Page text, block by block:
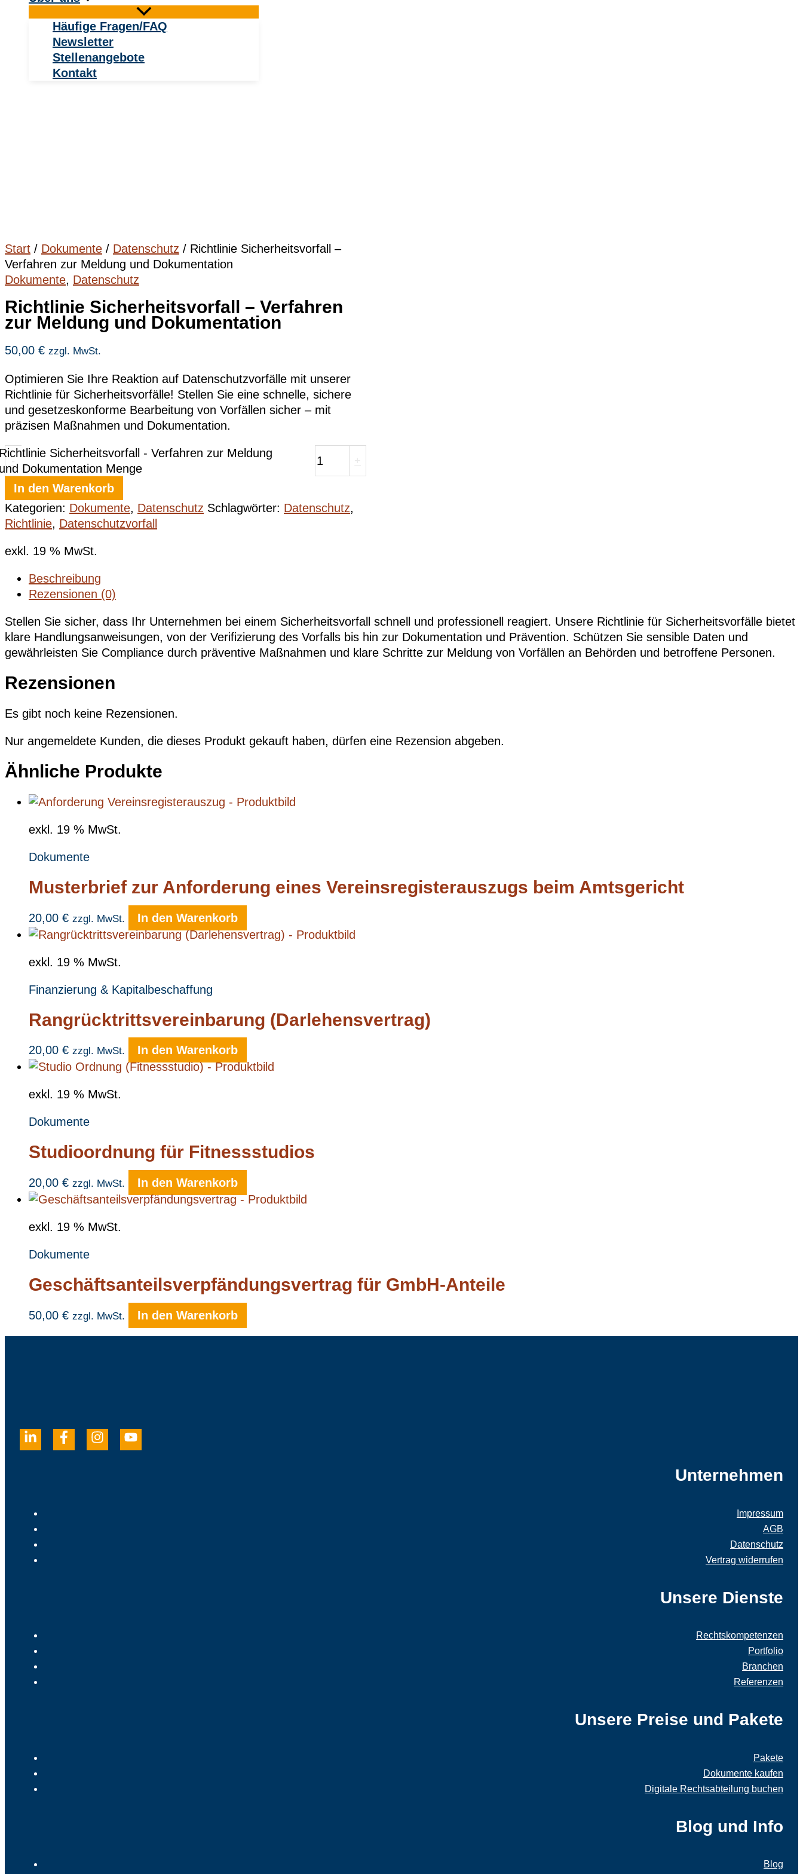
Häufige Fragen/FAQ
Newsletter
Stellenangebote
Kontakt
Start / Dokumente / Datenschutz / Richtlinie Sicherheitsvorfall –
Verfahren zur Meldung und Dokumentation
Dokumente, Datenschutz
Richtlinie Sicherheitsvorfall – Verfahren
zur Meldung und Dokumentation
50,00 € zzgl. MwSt.
Optimieren Sie Ihre Reaktion auf Datenschutzvorfälle mit unserer
Richtlinie für Sicherheitsvorfälle! Stellen Sie eine schnelle, sichere
und gesetzeskonforme Bearbeitung von Vorfällen sicher – mit
präzisen Maßnahmen und Dokumentation.
-
Sicherheitsvorfall - Verfahren zur Meldung
Dokumentation Menge
In den Warenkorb
Kategorien: Dokumente, Datenschutz Schlagwörter: Datenschutz,
Richtlinie, Datenschutzvorfall
exkl. 19 % MwSt.
Beschreibung
Rezensionen (0)
Stellen Sie sicher, dass Ihr Unternehmen bei einem Sicherheitsvorfall schnell und professionell reagiert. Unsere Richtlinie für Sicherheitsvorfälle bietet
klare Handlungsanweisungen, von der Verifizierung des Vorfalls bis hin zur Dokumentation und Prävention. Schützen Sie sensible Daten und
gewährleisten Sie Compliance durch präventive Maßnahmen und klare Schritte zur Meldung von Vorfällen an Behörden und betroffene Personen.
Rezensionen
Es gibt noch keine Rezensionen.
Nur angemeldete Kunden, die dieses Produkt gekauft haben, dürfen eine Rezension abgeben.
Ähnliche Produkte
exkl. 19 % MwSt.
Dokumente
Musterbrief zur Anforderung eines Vereinsregisterauszugs beim Amtsgericht
20,00 € zzgl. MwSt. In den Warenkorb
exkl. 19 % MwSt.
Finanzierung & Kapitalbeschaffung
Rangrücktrittsvereinbarung (Darlehensvertrag)
20,00 € zzgl. MwSt. In den Warenkorb
exkl. 19 % MwSt.
Dokumente
Studioordnung für Fitnessstudios
20,00 € zzgl. MwSt. In den Warenkorb
exkl. 19 % MwSt.
Dokumente
Geschäftsanteilsverpfändungsvertrag für GmbH-Anteile
50,00 € zzgl. MwSt. In den Warenkorb
Unternehmen
Impressum
AGB
Datenschutz
Vertrag widerrufen
Unsere Dienste
Rechtskompetenzen
Portfolio
Branchen
Referenzen
Unsere Preise und Pakete
Pakete
Dokumente kaufen
Digitale Rechtsabteilung buchen
Blog und Info
Blog